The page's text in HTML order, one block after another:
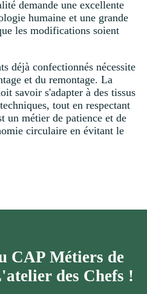
demande une excellente
humaine et une grande
les modifications soient
déjà confectionnés nécessite
et du remontage. La
savoir s'adapter à des tissus
tout en respectant
un métier de patience et de
circulaire en évitant le
CAP Métiers de
des Chefs !